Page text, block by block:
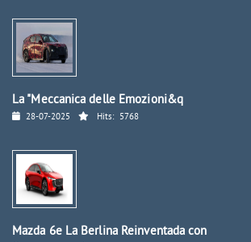
La "Meccanica delle Emozioni&q
28-07-2025 Hits: 5768
Mazda 6e La Berlina Reinventada con